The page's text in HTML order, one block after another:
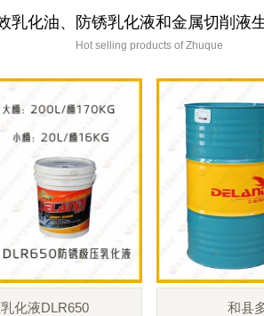
乳化油、防锈乳化液和金属切削液
Hot selling products of Zhuque
化液DLR650 和县